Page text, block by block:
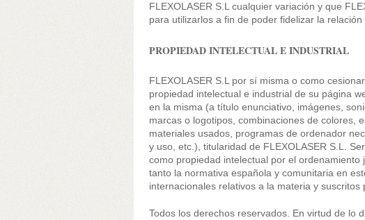
FLEXOLASER S.L cualquier variación y que
para utilizarlos a fin de poder fidelizar la relación
PROPIEDAD INTELECTUAL E INDUSTRIAL
FLEXOLASER S.L por sí misma o como
propiedad intelectual e industrial de su página
en la misma (a título enunciativo, imágenes,
marcas o logotipos, combinaciones de colores,
materiales usados, programas de ordenador
y uso, etc.), titularidad de FLEXOLASER S.L.
como propiedad intelectual por el
tanto la normativa española y comunitaria en
internacionales relativos a la materia y suscritos
Todos los derechos reservados. En virtud de lo